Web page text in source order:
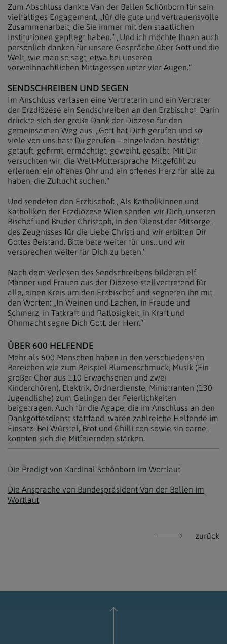
Zum Abschluss dankte Van der Bellen Schönborn für sein
vielfältiges Engagement, „für die gute und vertrauensvolle
Zusammenarbeit, die Sie immer mit den staatlichen
Institutionen gepflegt haben.“ „Und ich möchte Ihnen auch
persönlich danken für unsere Gespräche über Gott und die
Welt, wie man so sagt, etwa bei unseren
vorweihnachtlichen Mittagessen unter vier Augen.“
SENDSCHREIBEN UND SEGEN
Im Anschluss verlasen eine Vertreterin und ein Vertreter
der Erzdiözese ein Sendschreiben an den Erzbischof. Darin
drückte sich der große Dank der Diözese für den
gemeinsamen Weg aus. „Gott hat Dich gerufen und so
viele von uns hast Du gerufen – eingeladen, bestätigt,
getauft, gefirmt, ermächtigt, geweiht, gesalbt. Mit Dir
versuchten wir, die Welt-Muttersprache Mitgefühl zu
erlernen: ein offenes Ohr und ein offenes Herz für alle zu
haben, die Zuflucht suchen.“
Und sendeten den Erzbischof: „Als Katholikinnen und
Katholiken der Erzdiözese Wien senden wir Dich, unseren
Bischof und Bruder Christoph, in den Dienst der Mitsorge,
des Zeugnisses für die Liebe Christi und wir erbitten Dir
Gottes Beistand. Bitte bete weiter für uns…und wir
versprechen weiter für Dich zu beten.“
Nach dem Verlesen des Sendschreibens bildeten elf
Männer und Frauen aus der Diözese stellvertretend für
alle, einen Kreis um den Erzbischof und segneten ihn mit
den Worten: „In Weinen und Lachen, in Freude und
Schmerz, in Tatkraft und Ratlosigkeit, in Kraft und
Ohnmacht segne Dich Gott, der Herr.“
ÜBER 600 HELFENDE
Mehr als 600 Menschen haben in den verschiedensten
Bereichen wie zum Beispiel Blumenschmuck, Musik (Ein
großer Chor aus 110 Erwachsenen und zwei
Kinderchören), Elektrik, Ordnerdienste, Ministranten (130
Jugendliche) zum Gelingen der Feierlichkeiten
beigetragen. Auch für die Agape, die im Anschluss an den
Dankgottesdienst stattfand, waren zahlreiche Helfende im
Einsatz. Bei Würstel, Brot und Chilli con sowie sin carne,
konnten sich die Mitfeiernden stärken.
Die Predigt von Kardinal Schönborn im Wortlaut
Die Ansprache von Bundespräsident Van der Bellen im
Wortlaut
zurück